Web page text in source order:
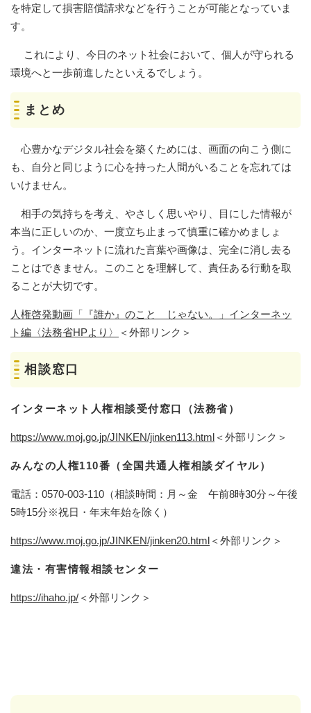
を特定して損害賠償請求などを行うことが可能となっていま
す。
これにより、今日のネット社会において、個人が守られる
環境へと一歩前進したといえるでしょう。
まとめ
心豊かなデジタル社会を築くためには、​画面の向こう側に
も、自分と同じように心を持った人間がいることを忘れては
いけません。
相手の気持ちを考え、やさしく思いやり、目にした情報が
本当に正しいのか、一度立ち止まって慎重に確かめましょ
う。インターネットに流れた言葉や画像は、完全に消し去る
ことはできません。このことを理解して、責任ある行動を取
ることが大切です。
人権啓発動画「『誰か』のこと じゃない。」インターネッ
ト編〈法務省HPより〉
＜外部リンク＞
相談窓口
インターネット人権相談受付窓口（法務省）
https://www.moj.go.jp/JINKEN/jinken113.html ＜外部リンク＞
​みんなの人権110番（全国共通人権相談ダイヤル）
電話：0570-003-110（相談時間：月～金 午前8時30分～午後
5時15分※祝日・年末年始を除く）​
https://www.moj.go.jp/JINKEN/jinken20.html ＜外部リンク＞
違法・有害情報相談センター
https://ihaho.jp/ ＜外部リンク＞